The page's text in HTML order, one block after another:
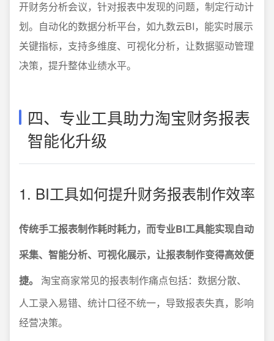
开财务分析会议，针对报表中发现的问题，制定行动计
划。自动化的数据分析平台，如九数云BI，能实时展示
关键指标，支持多维度、可视化分析，让数据驱动管理
决策，提升整体业绩水平。
四、专业工具助力淘宝财务报表
智能化升级
1. BI工具如何提升财务报表制作效率
传统手工报表制作耗时耗力，而专业BI工具能实现自动
采集、智能分析、可视化展示，让报表制作变得高效便
捷。
淘宝商家常见的报表制作痛点包括：数据分散、
人工录入易错、统计口径不统一，导致报表失真，影响
经营决策。